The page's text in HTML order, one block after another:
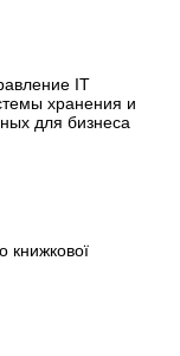
IT
хранения и
для бизнеса
книжкової